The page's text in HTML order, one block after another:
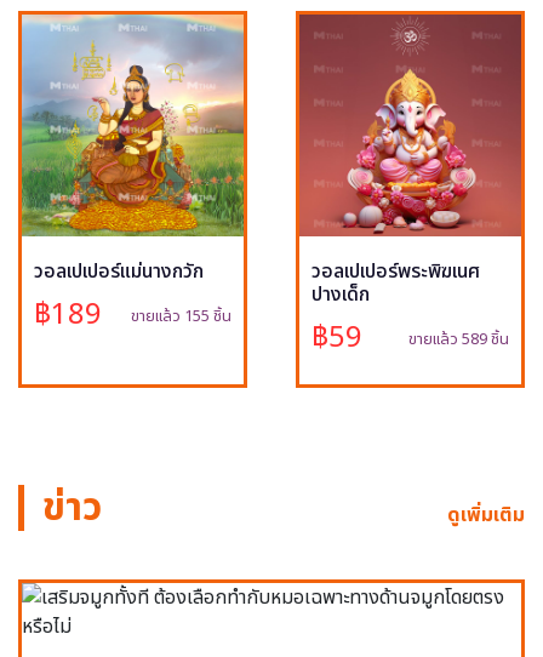
วอลเปเปอร์แม่นางกวัก
฿189 ขายแล้ว 155 ชิ้น
วอลเปเปอร์พระพิฆเนศ
ปางเด็ก
฿59 ขายแล้ว 589 ชิ้น
ข่าว ดูเพิ่มเติม